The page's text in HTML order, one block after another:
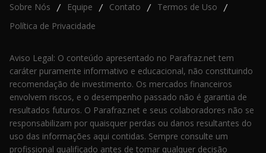
Sobre Nós / Equipe / Contato / Termos de Uso /
Política de Privacidade
Aviso Legal: O conteúdo apresentado no Parafraz.net tem
caráter puramente informativo e educacional, não constituindo
recomendação de investimento. Os mercados financeiros
envolvem riscos, e o desempenho passado não é garantia de
resultados futuros. O Parafraz.net e seus colaboradores não se
responsabilizam por quaisquer perdas ou danos resultantes do
uso das informações aqui contidas. Sempre consulte um
profissional qualificado antes de tomar qualquer decisão